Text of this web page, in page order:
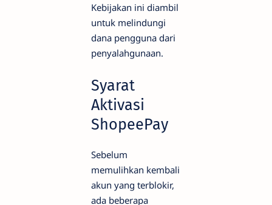
Kebijakan ini diambil
untuk melindungi
dana pengguna dari
penyalahgunaan.
Syarat
Aktivasi
ShopeePay
Sebelum
memulihkan kembali
akun yang terblokir,
ada beberapa